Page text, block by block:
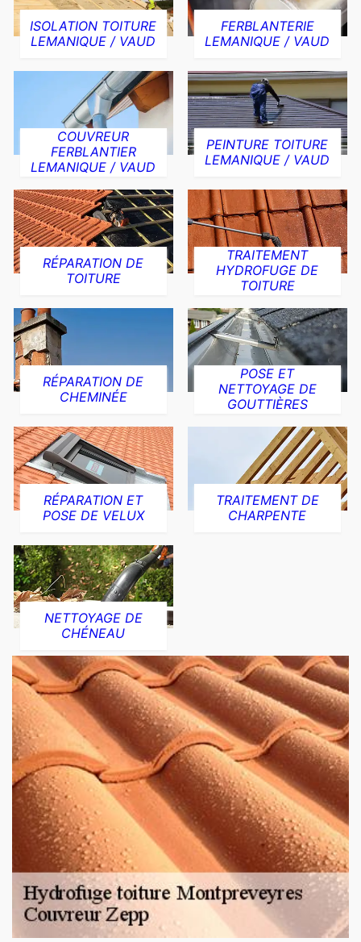
ISOLATION TOITURE
LEMANIQUE / VAUD
FERBLANTERIE
LEMANIQUE / VAUD
COUVREUR
FERBLANTIER
LEMANIQUE / VAUD
PEINTURE TOITURE
LEMANIQUE / VAUD
RÉPARATION DE
TOITURE
TRAITEMENT
HYDROFUGE DE
TOITURE
RÉPARATION DE
CHEMINÉE
POSE ET
NETTOYAGE DE
GOUTTIÈRES
RÉPARATION ET
POSE DE VELUX
TRAITEMENT DE
CHARPENTE
NETTOYAGE DE
CHÉNEAU